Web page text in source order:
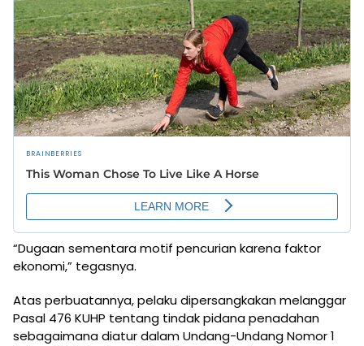
“Dugaan sementara motif pencurian karena faktor
ekonomi,” tegasnya.
Atas perbuatannya, pelaku dipersangkakan melanggar
Pasal 476 KUHP tentang tindak pidana penadahan
sebagaimana diatur dalam Undang-Undang Nomor 1